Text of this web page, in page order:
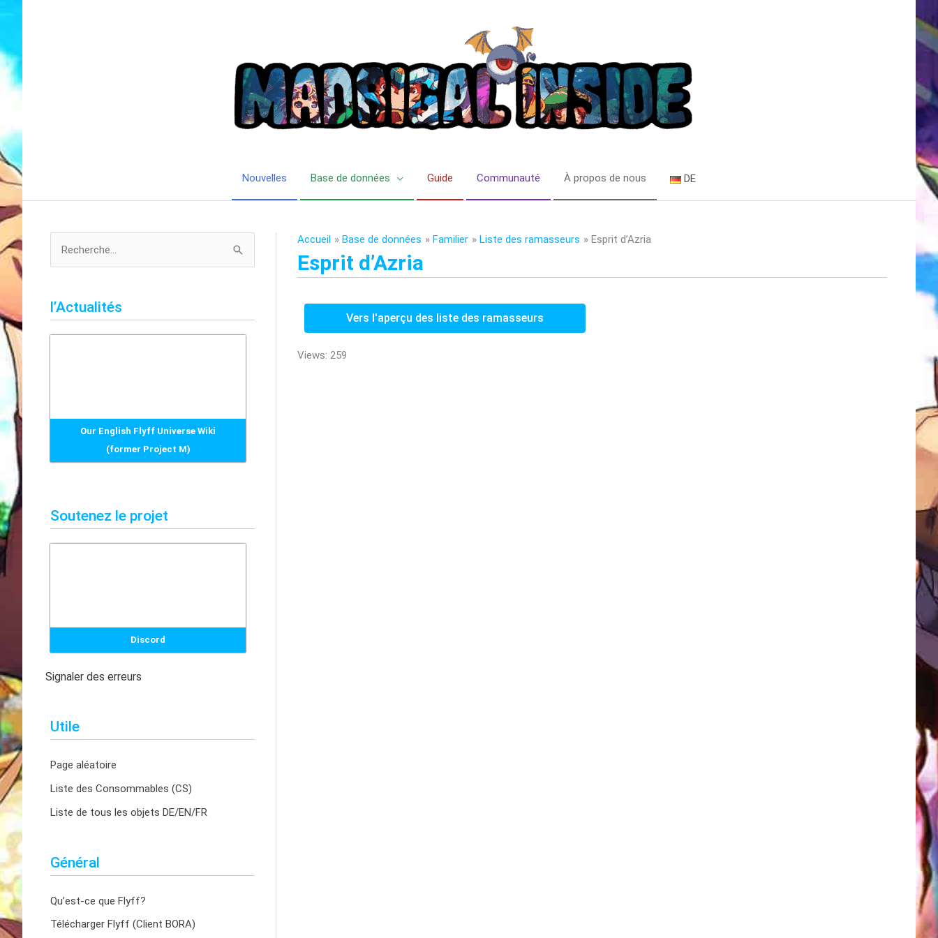
Nouvelles Base de données Guide Communauté À propos de nous DE
h
e
e
l’Actualités
Our English Flyff Universe Wiki
(former Project M)
Soutenez le projet
Discord
Signaler des erreurs
Utile
Page aléatoire
Liste des Consommables (CS)
Liste de tous les objets DE/EN/FR
Général
Qu’est-ce que Flyff?
Télécharger Flyff (Client BORA)
Accueil Base de données Familier Liste des ramasseurs Esprit d’Azria
Esprit d’Azria
Vers l'aperçu des liste des ramasseurs
Views: 259